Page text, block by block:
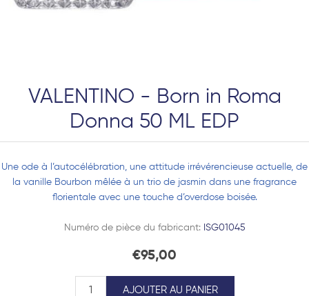
VALENTINO - Born in Roma
Donna 50 ML EDP
Une ode à l’autocélébration, une attitude irrévérencieuse actuelle, de
la vanille Bourbon mêlée à un trio de jasmin dans une fragrance
florientale avec une touche d’overdose boisée.
Numéro de pièce du fabricant: ISG01045
€95,00
AJOUTER AU PANIER